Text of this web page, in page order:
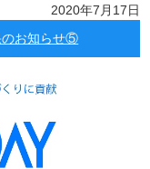
2020年7月17日
のお知らせ⑤